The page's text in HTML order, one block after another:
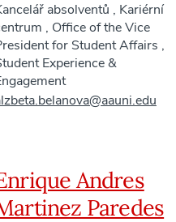
absolventů , Kariérní
, Office of the Vice
for Student Affairs ,
Experience &
Andres
Paredes